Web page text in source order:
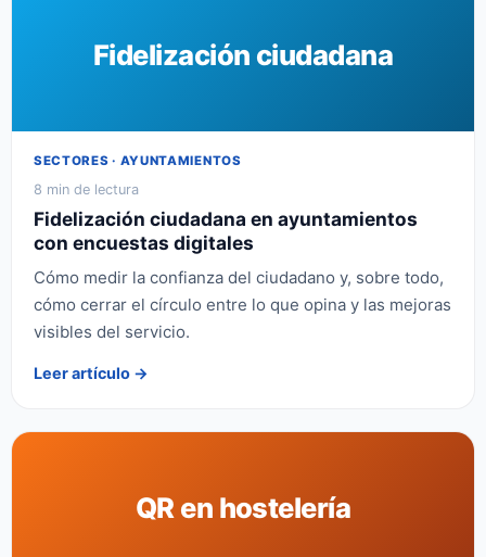
Fidelización ciudadana
SECTORES · AYUNTAMIENTOS
8 min de lectura
Fidelización ciudadana en ayuntamientos
con encuestas digitales
Cómo medir la confianza del ciudadano y, sobre todo,
cómo cerrar el círculo entre lo que opina y las mejoras
visibles del servicio.
Leer artículo →
QR en hostelería